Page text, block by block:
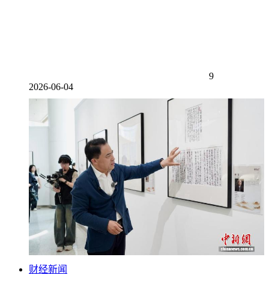
9
2026-06-04
财经新闻